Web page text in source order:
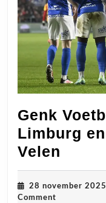
Genk
Limburg
Velen
Trots
28 november 2025
Comment